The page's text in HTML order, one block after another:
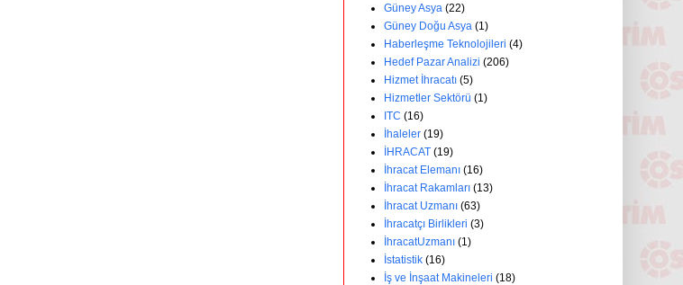
Güney Asya (22)
Güney Doğu Asya (1)
Haberleşme Teknolojileri (4)
Hedef Pazar Analizi (206)
Hizmet İhracatı (5)
Hizmetler Sektörü (1)
ITC (16)
İhaleler (19)
İHRACAT (19)
İhracat Elemanı (16)
İhracat Rakamları (13)
İhracat Uzmanı (63)
İhracatçı Birlikleri (3)
İhracatUzmanı (1)
İstatistik (16)
İş ve İnşaat Makineleri (18)